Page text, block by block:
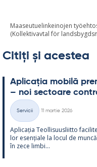
Maaseutuelinkeinojen
(Kollektivavtal för
Citiți și acestea
Aplicația mo­bilă
– noi sec­toare
Categorii
Servicii
11 martie 2026
Aplicația Teol­li­suus­liitto
lor esențiale la locul de
în zece limbi...